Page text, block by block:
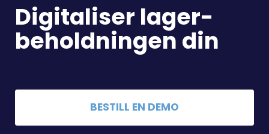
Digitaliser lager-
beholdningen din
BESTILL EN DEMO